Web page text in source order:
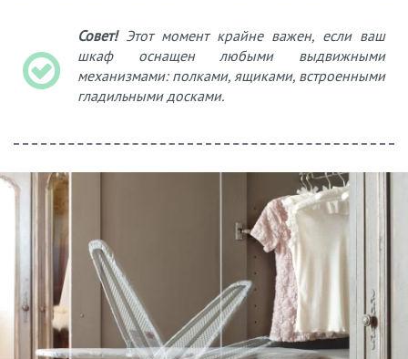
Совет! Этот момент крайне важен, если ваш
шкаф оснащен любыми выдвижными
механизмами: полками, ящиками, встроенными
гладильными досками.